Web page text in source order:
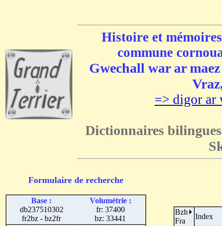
Histoire et
commune
Gwechall war ar
=> digor ar
Dictionnaires
Formulaire de recherche
Base :
db237510302
fr2bz - bz2fr
Volumétrie :
fr: 37400
bz: 33441
Bzh
Fra
Index